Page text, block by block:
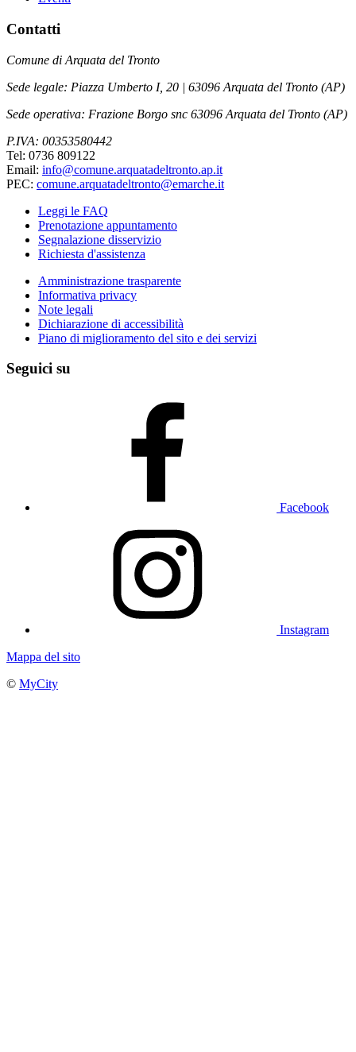
Contatti
Comune di Arquata del Tronto
Sede legale: Piazza Umberto I, 20 | 63096 Arquata del Tronto (AP)
Sede operativa: Frazione Borgo snc 63096 Arquata del Tronto (AP)
P.IVA: 00353580442
Tel: 0736 809122
Email: info@comune.arquatadeltronto.ap.it
PEC: comune.arquatadeltronto@emarche.it
Leggi le FAQ
Prenotazione appuntamento
Segnalazione disservizio
Richiesta d'assistenza
Amministrazione trasparente
Informativa privacy
Note legali
Dichiarazione di accessibilità
Piano di miglioramento del sito e dei servizi
Seguici su
Facebook
Instagram
Mappa del sito
© MyCity